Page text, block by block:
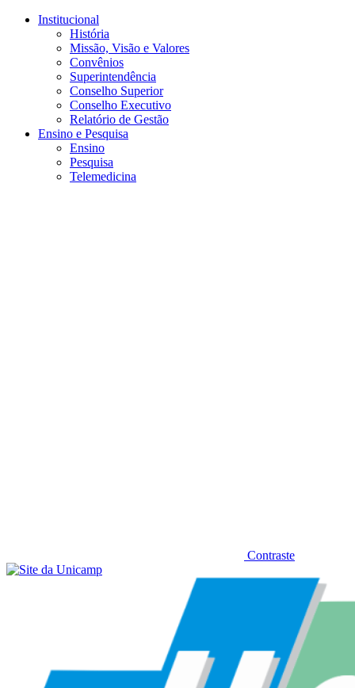
Conteúdo principal
Institucional
História
Missão, Visão e Valores
Convênios
Superintendência
Conselho Superior
Conselho Executivo
Relatório de Gestão
Ensino e Pesquisa
Ensino
Pesquisa
Telemedicina
Contraste